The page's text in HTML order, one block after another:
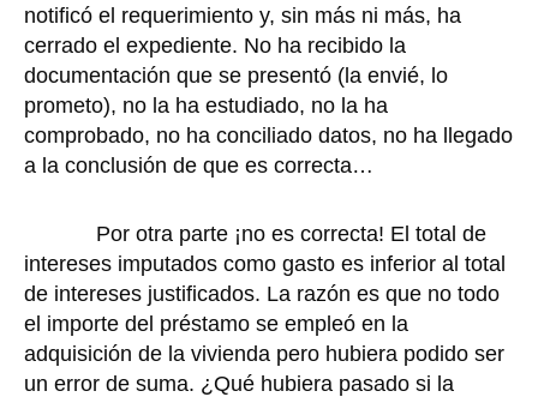
notificó el requerimiento y, sin más ni más, ha
cerrado el expediente. No ha recibido la
documentación que se presentó (la envié, lo
prometo), no la ha estudiado, no la ha
comprobado, no ha conciliado datos, no ha llegado
a la conclusión de que es correcta…
Por otra parte ¡no es correcta! El total de
intereses imputados como gasto es inferior al total
de intereses justificados. La razón es que no todo
el importe del préstamo se empleó en la
adquisición de la vivienda pero hubiera podido ser
un error de suma. ¿Qué hubiera pasado si la